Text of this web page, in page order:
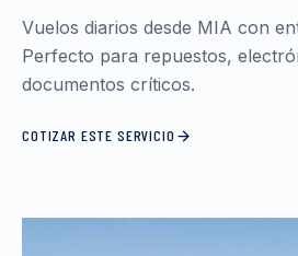
Vuelos diarios desde MIA con
Perfecto para repuestos,
documentos críticos.
COTIZAR ESTE SERVICIO